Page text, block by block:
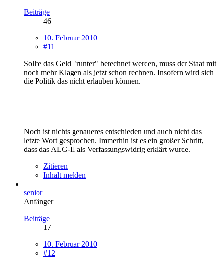
Beiträge
46
10. Februar 2010
#11
Sollte das Geld "runter" berechnet werden, muss der Staat mit
noch mehr Klagen als jetzt schon rechnen. Insofern wird sich
die Politik das nicht erlauben können.
Noch ist nichts genaueres entschieden und auch nicht das
letzte Wort gesprochen. Immerhin ist es ein großer Schritt,
dass das ALG-II als Verfassungswidrig erklärt wurde.
Zitieren
Inhalt melden
senior
Anfänger
Beiträge
17
10. Februar 2010
#12